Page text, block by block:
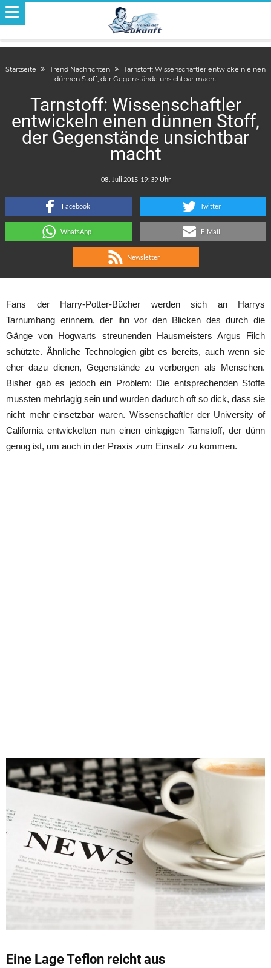
Startseite Trend Nachrichten
Tarnstoff: Wissenschaftler entwickeln einen
dünnen Stoff, der Gegenstände unsichtbar macht
Tarnstoff: Wissenschaftler
entwickeln einen dünnen Stoff,
der Gegenstände unsichtbar
macht
:
Facebook Twitter
WhatsApp E-Mail
Newsletter
Fans der Harry-Potter-Bücher werden sich an Harrys
Tarnumhang erinnern, der ihn vor den Blicken des durch die
Gänge von Hogwarts streunenden Hausmeisters Argus Filch
schützte. Ähnliche Technologien gibt es bereits, auch wenn sie
eher dazu dienen, Gegenstände zu verbergen als Menschen.
Bisher gab es jedoch ein Problem: Die entsprechenden Stoffe
mussten mehrlagig sein und wurden dadurch oft so dick, dass sie
nicht mehr einsetzbar waren. Wissenschaftler der University of
California entwickelten nun einen einlagigen Tarnstoff, der dünn
genug ist, um auch in der Praxis zum Einsatz zu kommen.
Eine Lage Teflon reicht aus